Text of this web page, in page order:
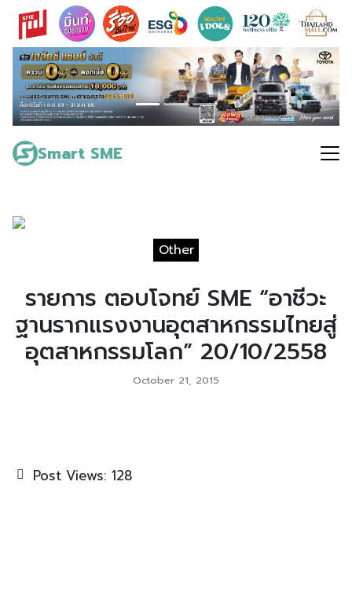
Skip
content
Smart SME
Search
for:
Other
รายการ ตอบโจทย์ SME “อาชีวะ
ฐานรากแรงงานอุตสาหกรรมไทยสู่
อุตสาหกรรมโลก” 20/10/2558
October 21, 2015
Post Views: 128